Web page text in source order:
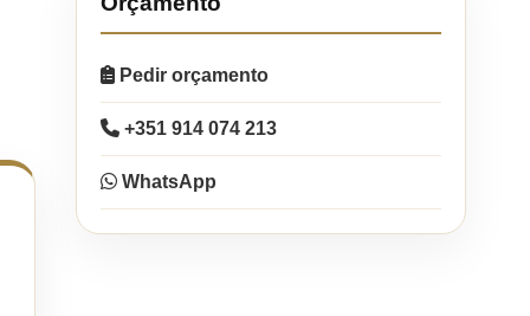
Pedir orçamento
+351 914 074 213
WhatsApp